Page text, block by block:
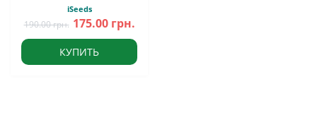
iSeeds
190.00 грн. 175.00 грн.
КУПИТЬ